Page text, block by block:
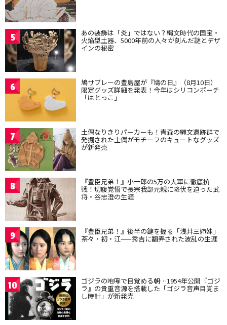
5 あの装飾は「炎」ではない？縄文時代の国宝・
火焔型土器、5000年前の人々が刻んだ謎とデザ
インの秘密
6 鳩サブレーの豊島屋が『鳩の日』（8月10日）
限定グッズ詳細を発表！今年はシリコンポーチ
「はとっこ」
7 土偶なりきりパーカーも！青森の縄文遺跡群で
発掘された土偶がモチーフのキュートなグッズ
が新発売
8 『豊臣兄弟！』小一郎の5万の大軍に徹底抗
戦！切腹覚悟で長宗我部元親に降伏を迫った武
将・谷忠澄の生涯
9 『豊臣兄弟！』後半の鍵を握る「浅井三姉妹」
茶々・初・江——秀吉に翻弄された波乱の生涯
10 ゴジラの咆哮で目覚める朝…1954年公開『ゴジ
ラ』の貴重音源を搭載した「ゴジラ音声目覚ま
し時計」が新発売